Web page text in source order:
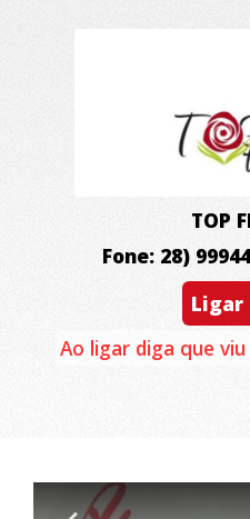
TOP
Fone: 28) 99944
Ligar
Ao ligar diga que